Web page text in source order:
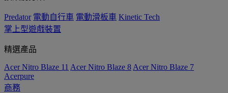
Predator 電動自行車 電動滑板車 Kinetic Tech
掌上型遊戲裝置
精選產品
Acer Nitro Blaze 11 Acer Nitro Blaze 8 Acer Nitro Blaze 7
Acerpure
商務